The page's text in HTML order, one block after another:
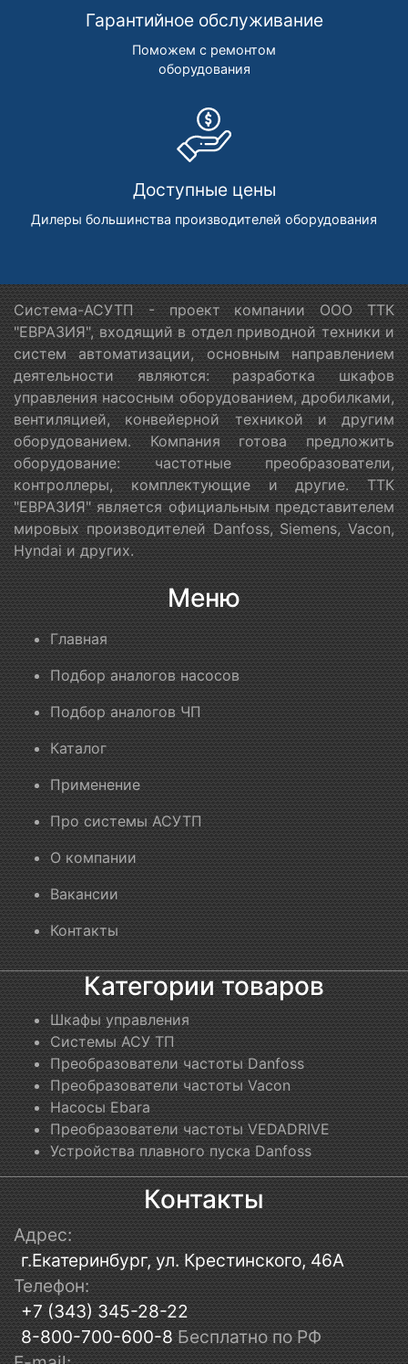
Гарантийное обслуживание
Поможем с ремонтом
оборудования
Доступные цены
Дилеры большинства производителей оборудования
Система-АСУТП - проект компании ООО ТТК
"ЕВРАЗИЯ", входящий в отдел приводной техники и
систем автоматизации, основным направлением
деятельности являются: разработка шкафов
управления насосным оборудованием, дробилками,
вентиляцией, конвейерной техникой и другим
оборудованием. Компания готова предложить
оборудование: частотные преобразователи,
контроллеры, комплектующие и другие. ТТК
"ЕВРАЗИЯ" является официальным представителем
мировых производителей Danfoss, Siemens, Vacon,
Hyndai и других.
Меню
Главная
Подбор аналогов насосов
Подбор аналогов ЧП
Каталог
Применение
Про системы АСУТП
О компании
Вакансии
Контакты
Категории товаров
Шкафы управления
Системы АСУ ТП
Преобразователи частоты Danfoss
Преобразователи частоты Vacon
Насосы Ebara
Преобразователи частоты VEDADRIVE
Устройства плавного пуска Danfoss
Контакты
Адрес:
г.Екатеринбург, ул. Крестинского, 46А
Телефон:
+7 (343) 345-28-22
8-800-700-600-8 Бесплатно по РФ